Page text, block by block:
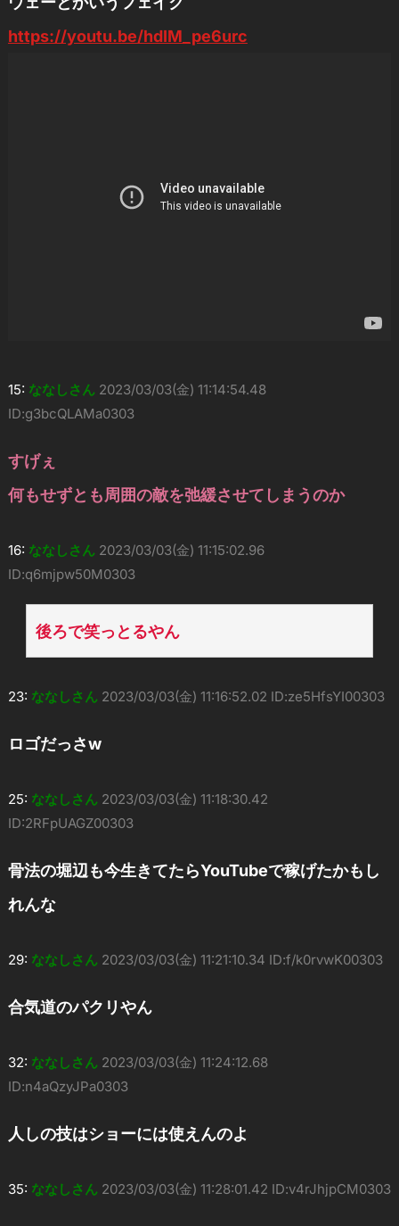
https://youtu.be/hdIM_pe6urc
15: ななしさん 2023/03/03(金) 11:14:54.48
ID:g3bcQLAMa0303
すげぇ
何もせずとも周囲の敵を弛緩させてしまうのか
16: ななしさん 2023/03/03(金) 11:15:02.96
ID:q6mjpw50M0303
後ろで笑っとるやん
23: ななしさん 2023/03/03(金) 11:16:52.02 ID:ze5HfsYI00303
ロゴだっさw
25: ななしさん 2023/03/03(金) 11:18:30.42
ID:2RFpUAGZ00303
骨法の堀辺も今生きてたらYouTubeで稼げたかもし
れんな
29: ななしさん 2023/03/03(金) 11:21:10.34 ID:f/k0rvwK00303
合気道のパクリやん
32: ななしさん 2023/03/03(金) 11:24:12.68
ID:n4aQzyJPa0303
人しの技はショーには使えんのよ
35: ななしさん 2023/03/03(金) 11:28:01.42 ID:v4rJhjpCM0303